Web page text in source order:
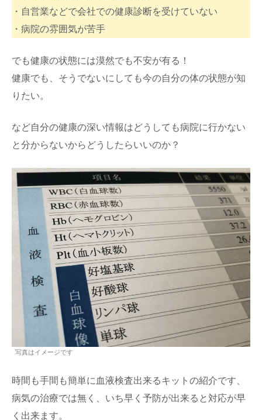
・自営業などで会社での健康診断を受けていない
・病院の雰囲気が苦手
でも健康の状態には漠然でも不安が有る！
健康でも、そうでないにしても今の自分の体の状態が知
りたい。
など自分の健康の深い情報はどうしても病院に行かない
と分からないからどうしたらいいのか？
写真はイメージです
時間も手間も簡単に血液検査出来るキットの紹介です、
病気の治療では無く、いち早く予防が出来ると対応が早
く出来ます。